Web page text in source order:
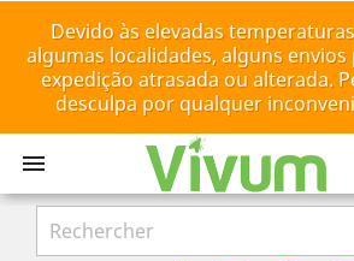
Devido às elevadas
algumas localidades, alguns
expedição atrasada ou alterada.
desculpa por qualquer
